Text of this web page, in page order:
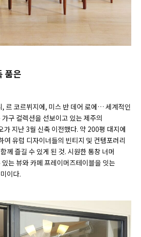
품은
르 코르뷔지에, 미스 반 데어 로에… 세계적인
구 컬렉션을 선보이고 있는 제주의
가 지난 3월 신축 이전했다. 약 200평 대지에
여 유럽 디자이너들의 빈티지 및 컨템포러리
께 즐길 수 있게 된 것. 시원한 통창 너머
는 뷰와 카페 프레이머즈테이블을 잇는
이다.